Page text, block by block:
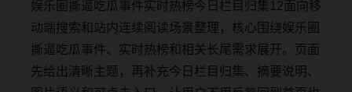
娱乐圈撕逼吃瓜事件实时热榜今日栏目归集12面向移
动端搜索和站内连续阅读场景整理，核心围绕娱乐圈
撕逼吃瓜事件、实时热榜和相关长尾需求展开。页面
先给出清晰主题，再补充今日栏目归集、摘要说明、